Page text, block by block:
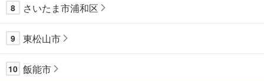
8 さいたま市浦和区
9 東松山市
10 飯能市